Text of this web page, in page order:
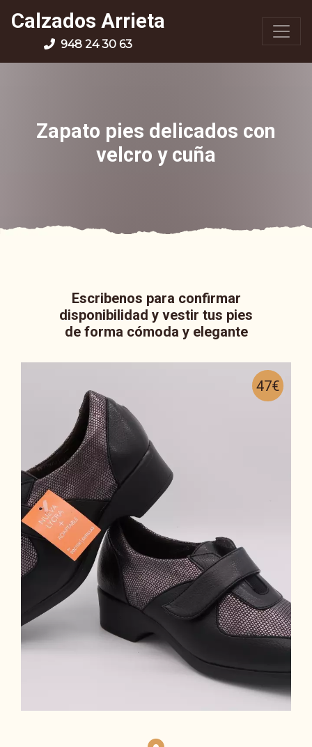
Calzados Arrieta
948 24 30 63
Zapato pies delicados con
velcro y cuña
Escribenos para confirmar
disponibilidad y vestir tus pies
de forma cómoda y elegante
47€